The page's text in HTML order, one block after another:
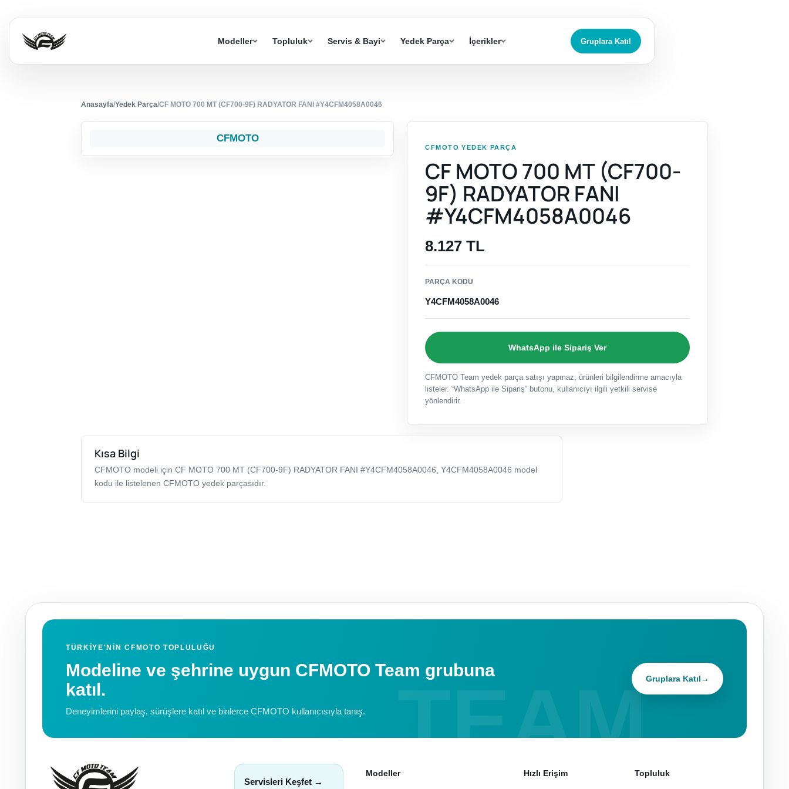
Modeller Topluluk Servis & Bayi Yedek Parça İçerikler Gruplara Katıl
Anasayfa/Yedek Parça/CF MOTO 700 MT (CF700-9F) RADYATOR FANI #Y4CFM4058A0046
CFMOTO
CFMOTO YEDEK PARÇA
CF MOTO 700 MT (CF700-
9F) RADYATOR FANI
#Y4CFM4058A0046
8.127 TL
PARÇA KODU
Y4CFM4058A0046
WhatsApp ile Sipariş Ver
CFMOTO Team yedek parça satışı yapmaz; ürünleri bilgilendirme amacıyla
listeler. “WhatsApp ile Sipariş” butonu, kullanıcıyı ilgili yetkili servise
yönlendirir.
Kısa Bilgi
CFMOTO modeli için CF MOTO 700 MT (CF700-9F) RADYATOR FANI #Y4CFM4058A0046, Y4CFM4058A0046 model
kodu ile listelenen CFMOTO yedek parçasıdır.
TÜRKIYE'NIN CFMOTO TOPLULUĞU
Modeline ve şehrine uygun CFMOTO Team grubuna
katıl.
Deneyimlerini paylaş, sürüşlere katıl ve binlerce CFMOTO kullanıcısıyla tanış.
Gruplara Katıl→
Servisleri Keşfet →
Modeller Hızlı Erişim Topluluk